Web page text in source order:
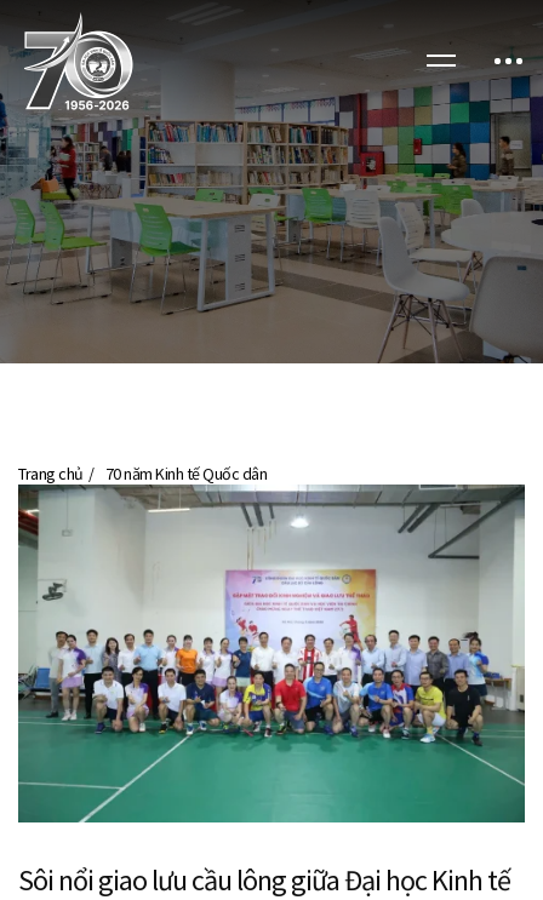
Trang chủ 70 năm Kinh tế Quốc dân
Sôi nổi giao lưu cầu lông giữa Đại học Kinh tế